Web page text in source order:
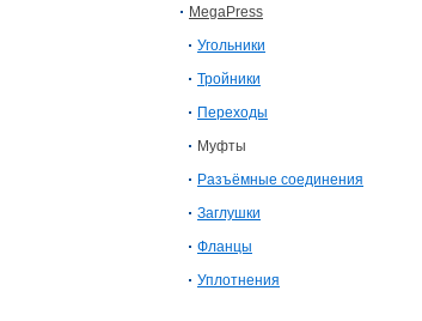
MegaPress
Угольники
Тройники
Переходы
Муфты
Разъёмные соединения
Заглушки
Фланцы
Уплотнения